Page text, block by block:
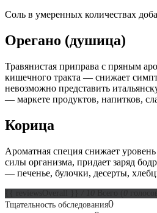
Соль в умеренных количествах
Орегано (душица)
Травянистая приправа с пряным
кишечного тракта — снижает
невозможно представить
— маркете продуктов, напитков,
Корица
Ароматная специя снижает
силы организма, придает заряд
— печенье, булочки, десерты,
Тщательность обследования0